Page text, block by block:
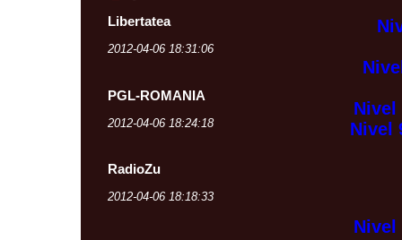
Nivel
Nivel
Nivel
Libertatea
2012-04-06 18:31:06
PGL-ROMANIA
2012-04-06 18:24:18
RadioZu
2012-04-06 18:18:33